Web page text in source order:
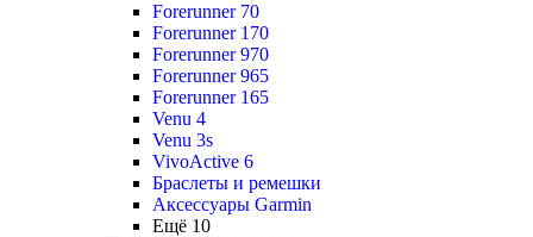
Forerunner 70
Forerunner 170
Forerunner 970
Forerunner 965
Forerunner 165
Venu 4
Venu 3s
VivoActive 6
Браслеты и ремешки
Аксессуары Garmin
Ещё 10